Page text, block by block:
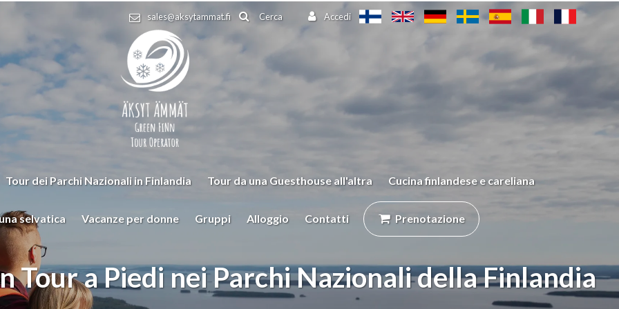
sales@aksytammat.fi Cerca Accedi
Tour dei Parchi Nazionali in Finlandia Tour da una Guesthouse all'altra Cucina finlandese e careliana
selvatica Vacanze per donne Gruppi Alloggio Contatti Prenotazione
Tour a Piedi nei Parchi Nazionali della Finlandia